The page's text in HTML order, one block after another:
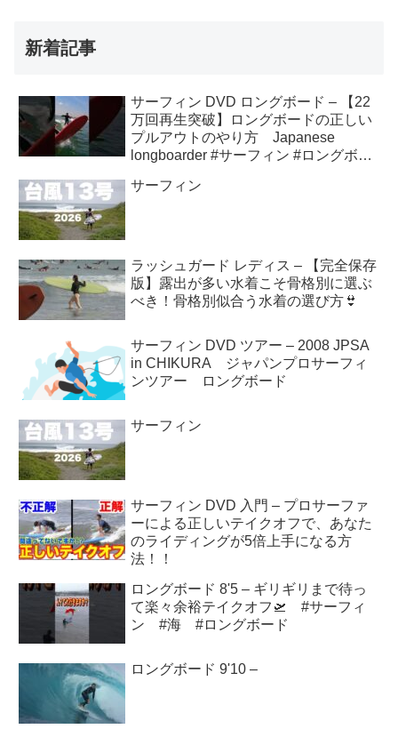
新着記事
サーフィン DVD ロングボード – 【22
万回再生突破】ロングボードの正しい
プルアウトのやり方 Japanese
longboarder #サーフィン #ロングボー
サーフィン
ラッシュガード レディス – 【完全保存
版】露出が多い水着こそ骨格別に選ぶ
べき！骨格別似合う水着の選び方👙
サーフィン DVD ツアー – 2008 JPSA
in CHIKURA ジャパンプロサーフィ
ンツアー ロングボード
サーフィン
サーフィン DVD 入門 – プロサーファ
ーによる正しいテイクオフで、あなた
のライディングが5倍上手になる方
法！！
ロングボード 8'5 – ギリギリまで待っ
て楽々余裕テイクオフ🛫 #サーフィ
ン #海 #ロングボード
ロングボード 9'10 –